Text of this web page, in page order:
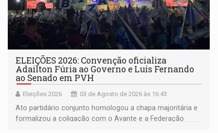
ELEIÇÕES 2026: Convenção oficializa
Adailton Fúria ao Governo e Luís Fernando
ao Senado em PVH
Eleições 2026 03 de Agosto de 2026 às 16:43
Ato partidário conjunto homologou a chapa majoritária e
formalizou a coligação com o Avante e a Federação